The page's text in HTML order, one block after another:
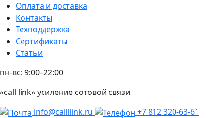
Оплата и доставка
Контакты
Техподдержка
Сертификаты
Статьи
пн-вс: 9:00–22:00
«call link» усиление сотовой связи
info@callllink.ru
+7 812 320-63-61